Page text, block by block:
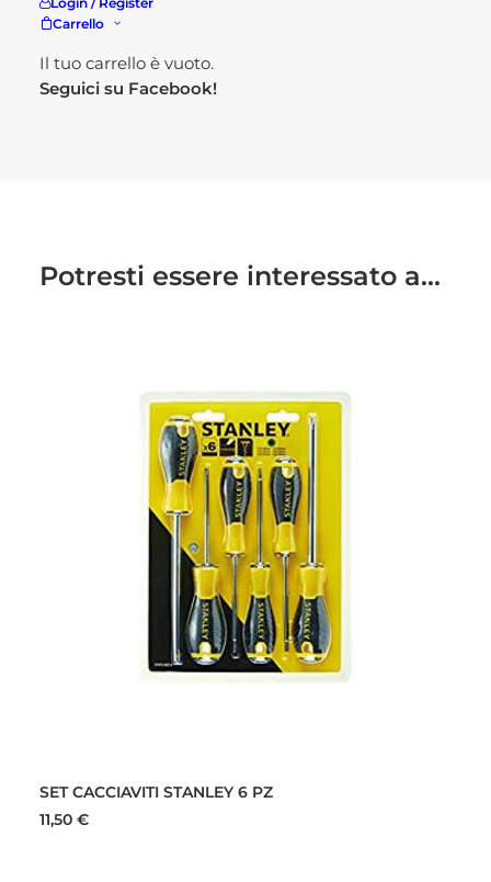
Carrello
Il tuo carrello è vuoto.
Seguici su Facebook!
Potresti essere interessato a...
SET CACCIAVITI STANLEY 6 PZ
11,50 €